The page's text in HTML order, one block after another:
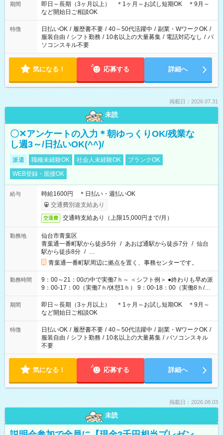
期間
即日～長期（3ヶ月以上） ＊1ヶ月～お試し短期OK ＊9月～
など開始日ご相談OK
特徴 日払いOK / 履歴書不要 / 40～50代活躍中 / 副業・WワークOK /
服装自由 / シフト勤務 / 10名以上の大量募集 / 電話対応なし / パ
ソコンスキル不要
気になる！ 応募する 詳細へ
掲載日：2026.07.31
未読
〇✕アンケートの入力＊朝ゆっくりOK/残業な
し週3～/日払いOK(^^)/
派遣 職種未経験OK 社会人未経験OK
ブランクOK
WEB登録・面接OK
給与
時給1600円 ＊日払い・週払いOK
交通費別途支給あり
交通費 交通時支給あり（上限15,000円まで/月）
勤務地
仙台市青葉区
青葉通一番町駅から徒歩5分 / あおば通駅から徒歩7分 / 仙台
駅から徒歩8分 / …
青葉通一番町駅周辺に拠点を置く、事務センターです。
勤務時間
9：00～21：00の中で実働7ｈ～ ＜シフト例＞ ●終わりも早め派
9：00-17：00（実働7ｈ/休憩1ｈ） 9：00-18：00（実働8ｈ/休
憩1ｈ） 10：00-19：00（実働8ｈ/休憩1ｈ） ●朝ゆっくり派
11：00-20：00（実働8ｈ/休憩1ｈ） 12：00-20：00（実働7ｈ/
休憩1ｈ） 12：00-21：00（実働8ｈ/休憩1ｈ） 13：00-22：
00（実働8ｈ/休憩1ｈ） ＊時間帯固定OK
期間
即日～長期（3ヶ月以上） ＊1ヶ月～お試し短期OK ＊9月～
など開始日ご相談OK
特徴 日払いOK / 履歴書不要 / 40～50代活躍中 / 副業・WワークOK /
服装自由 / シフト勤務 / 10名以上の大量募集 / パソコンスキル
不要
気になる！ 応募する 詳細へ
掲載日：2026.08.03
未読